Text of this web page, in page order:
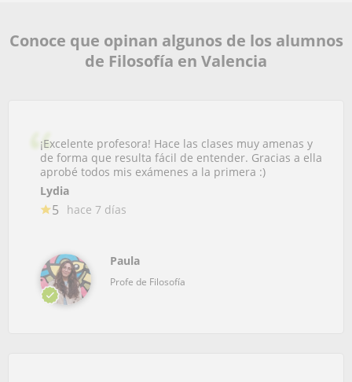
Conoce que opinan algunos de los alumnos
de Filosofía en Valencia
¡Excelente profesora! Hace las clases muy amenas y
de forma que resulta fácil de entender. Gracias a ella
aprobé todos mis exámenes a la primera :)
Lydia
5 hace 7 días
Paula
Profe de Filosofía